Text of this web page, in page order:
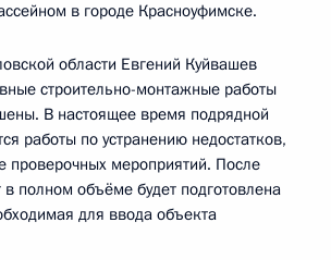
в городе Красноуфимске.
области Евгений Куйвашев
строительно-монтажные работы
В настоящее время подрядной
работы по устранению недостатков,
проверочных мероприятий. После
полном объёме будет подготовлена
для ввода объекта